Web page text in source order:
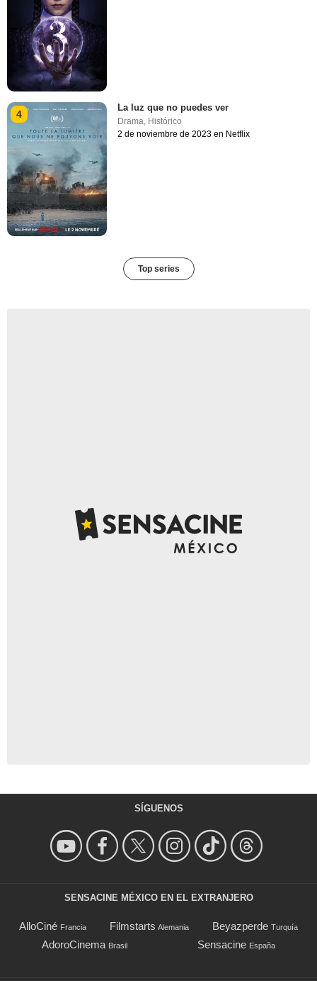
4
La luz que no puedes ver
Drama, Histórico
2 de noviembre de 2023 en Netflix
Top series
SÍGUENOS
SENSACINE MÉXICO EN EL EXTRANJERO
AlloCiné Francia Filmstarts Alemania Beyazperde Turquía
AdoroCinema Brasil Sensacine España